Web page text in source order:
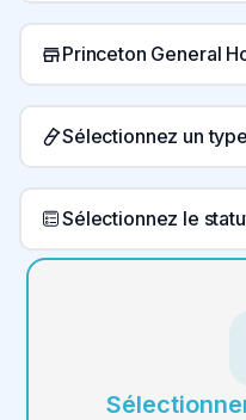
Princeton General
Sélectionnez un
Sélectionnez le